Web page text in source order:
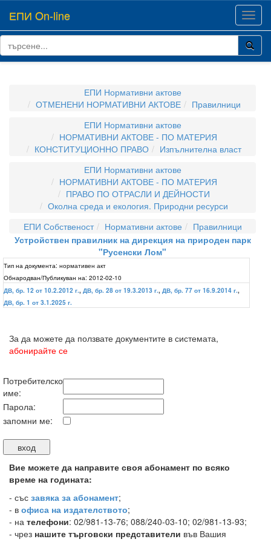
ЕПИ On-line
ЕПИ Нормативни актове
ОТМЕНЕНИ НОРМАТИВНИ АКТОВЕ
Правилници
ЕПИ Нормативни актове
НОРМАТИВНИ АКТОВЕ - ПО МАТЕРИЯ
КОНСТИТУЦИОННО ПРАВО
Изпълнителна власт
ЕПИ Нормативни актове
НОРМАТИВНИ АКТОВЕ - ПО МАТЕРИЯ
ПРАВО ПО ОТРАСЛИ И ДЕЙНОСТИ
Околна среда и екология. Природни ресурси
ЕПИ Собственост
Нормативни актове
Правилници
Устройствен правилник на дирекция на природен парк
"Русенски Лом"
Тип на документа: нормативен акт
Обнародван/Публикуван на: 2012-02-10
ДВ, бр. 12 от 10.2.2012 г., ДВ, бр. 28 от 19.3.2013 г., ДВ, бр. 77 от 16.9.2014 г.,
ДВ, бр. 1 от 3.1.2025 г.
За да можете да ползвате документите в системата,
абонирайте се
Потребителско
име:
Парола:
запомни ме:
Вие можете да направите своя абонамент по всяко
време на годината:
- със завяка за абонамент;
- в офиса на издателството;
- на телефони: 02/981-13-76; 088/240-03-10; 02/981-13-93;
- чрез нашите търговски представители във Вашия